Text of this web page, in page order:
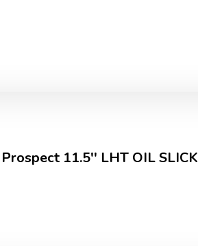
11.5'' LHT OIL SLICK